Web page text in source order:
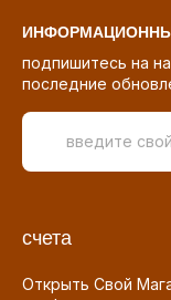
подпишитесь на
последние
счета
Открыть Свой